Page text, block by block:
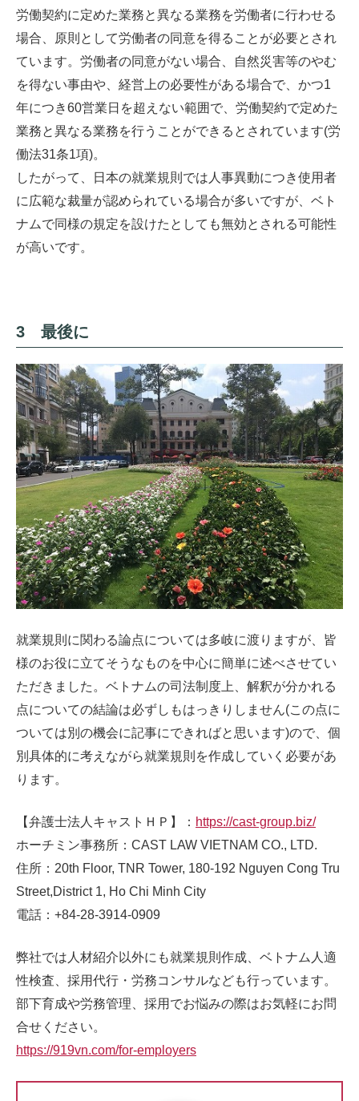
労働契約に定めた業務と異なる業務を労働者に行わせる
場合、原則として労働者の同意を得ることが必要とされ
ています。労働者の同意がない場合、自然災害等のやむ
を得ない事由や、経営上の必要性がある場合で、かつ1
年につき60営業日を超えない範囲で、労働契約で定めた
業務と異なる業務を行うことができるとされています(労
働法31条1項)。
したがって、日本の就業規則では人事異動につき使用者
に広範な裁量が認められている場合が多いですが、ベト
ナムで同様の規定を設けたとしても無効とされる可能性
が高いです。
3 最後に
就業規則に関わる論点については多岐に渡りますが、皆
様のお役に立てそうなものを中心に簡単に述べさせてい
ただきました。ベトナムの司法制度上、解釈が分かれる
点についての結論は必ずしもはっきりしません(この点に
ついては別の機会に記事にできればと思います)ので、個
別具体的に考えながら就業規則を作成していく必要があ
ります。
【弁護士法人キャストＨＰ】： https://cast-group.biz/
ホーチミン事務所：CAST LAW VIETNAM CO., LTD.
住所：20th Floor, TNR Tower, 180-192 Nguyen Cong Tru
Street,District 1, Ho Chi Minh City
電話：+84-28-3914-0909
弊社では人材紹介以外にも就業規則作成、ベトナム人適
性検査、採用代行・労務コンサルなども行っています。
部下育成や労務管理、採用でお悩みの際はお気軽にお問
合せください。
https://919vn.com/for-employers